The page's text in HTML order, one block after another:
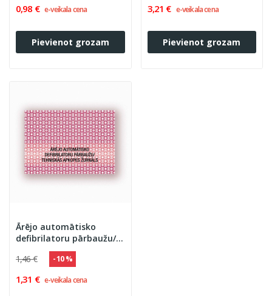
0,98 € e-veikala cena
Pievienot grozam
3,21 € e-veikala cena
Pievienot grozam
Ārējo automātisko
defibrilatoru pārbaužu/
Tehniskās apkopes
žurnāls
1,46 € - 10 %
1,31 € e-veikala cena